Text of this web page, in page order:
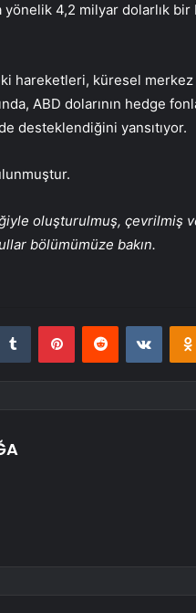
yönelik 4,2 milyar dolarlık
hareketleri, küresel
ABD dolarının hedge
desteklendiğini yansıtıyor.
oluşturulmuş, çevrilmiş
bölümümüze bakın.
Tumblr PinterestReddit